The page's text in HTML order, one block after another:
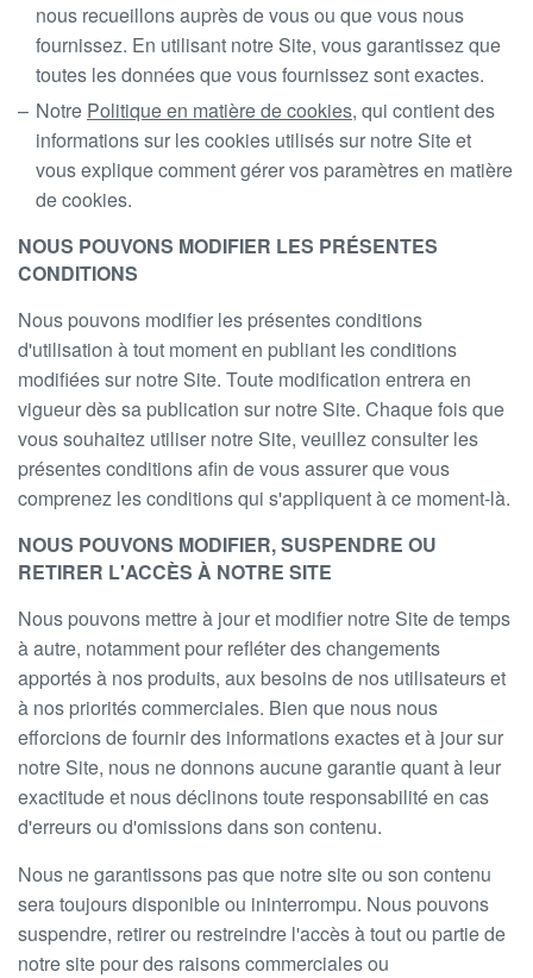
nous recueillons auprès de vous ou que vous nous
fournissez. En utilisant notre Site, vous garantissez que
toutes les données que vous fournissez sont exactes.
Notre Politique en matière de cookies, qui contient des
informations sur les cookies utilisés sur notre Site et
vous explique comment gérer vos paramètres en matière
de cookies.
NOUS POUVONS MODIFIER LES PRÉSENTES
CONDITIONS
Nous pouvons modifier les présentes conditions
d'utilisation à tout moment en publiant les conditions
modifiées sur notre Site. Toute modification entrera en
vigueur dès sa publication sur notre Site. Chaque fois que
vous souhaitez utiliser notre Site, veuillez consulter les
présentes conditions afin de vous assurer que vous
comprenez les conditions qui s'appliquent à ce moment-là.
NOUS POUVONS MODIFIER, SUSPENDRE OU
RETIRER L'ACCÈS À NOTRE SITE
Nous pouvons mettre à jour et modifier notre Site de temps
à autre, notamment pour refléter des changements
apportés à nos produits, aux besoins de nos utilisateurs et
à nos priorités commerciales. Bien que nous nous
efforcions de fournir des informations exactes et à jour sur
notre Site, nous ne donnons aucune garantie quant à leur
exactitude et nous déclinons toute responsabilité en cas
d'erreurs ou d'omissions dans son contenu.
Nous ne garantissons pas que notre site ou son contenu
sera toujours disponible ou ininterrompu. Nous pouvons
suspendre, retirer ou restreindre l'accès à tout ou partie de
notre site pour des raisons commerciales ou